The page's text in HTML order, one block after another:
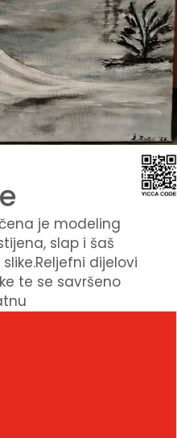
je modeling
slap i šaš
dijelovi
te se savršeno